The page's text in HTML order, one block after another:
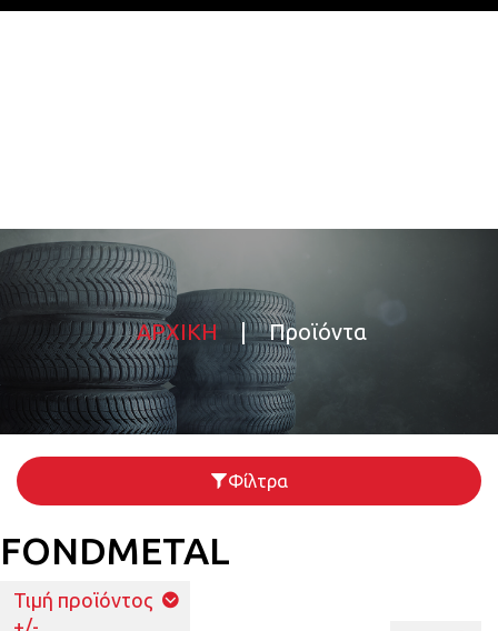
ΑΡΧΙΚΗ | Προϊόντα
Φίλτρα
FONDMETAL
Τιμή προϊόντος
+/-